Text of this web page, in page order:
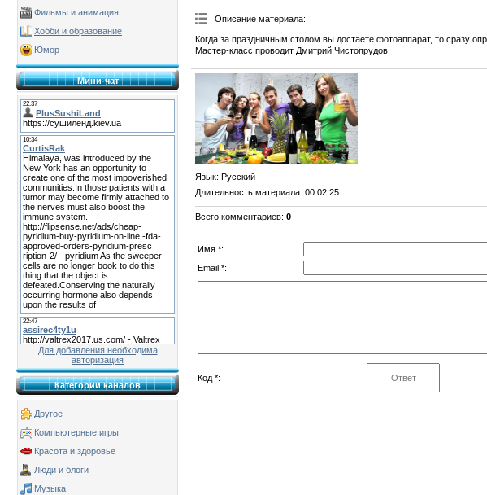
Фильмы и анимация
Хобби и образование
Юмор
Мини-чат
Для добавления необходима
авторизация
Категории каналов
Другое
Компьютерные игры
Красота и здоровье
Люди и блоги
Музыка
Описание материала:
Когда за праздничным столом вы достаете фотоаппарат, то сразу
Мастер-класс проводит Дмитрий Чистопрудов.
Язык: Русский
Длительность материала: 00:02:25
Всего комментариев: 0
Имя *:
Email *:
Код *: